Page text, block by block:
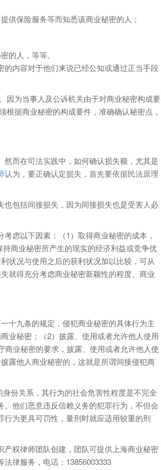
供保险服务等而知悉该商业秘密的人；
的人，等等。
内容对于他们来说已经公知或通过正当手段
因为当事人及公诉机关由于对商业秘密构成要
据商业秘密的构成要件，准确确认秘密点，
而在司法实践中，如何确认损失额，尤其是
认为，要正确认定损失，首先要依据民法原理
包括间接损失，因为间接损失也是受害人必
虑以下因素：（1）取得商业秘密的成本，
商业秘密所产生的现实的经济利益或竞争优
状况与使用之后的获利状况加以比较，可从
就得充分考虑商业秘密新颖性的程度、商业
十九条的规定，侵犯商业秘密的具体行为主
业秘密；（2）披露、使用或者允许他人使用
业秘密的要求，披露、使用或者允许他人使
露他人商业秘密的，这就是所谓间接侵犯商
份关系，其行为的社会危害性程度是不完全
他们恶意违反信赖义务的犯罪行为，不但会
为更具可罚性，量刑时就应适用较重的刑
权律师团队创建，团队可提供上海商业秘密
律服务，电话：13856003333